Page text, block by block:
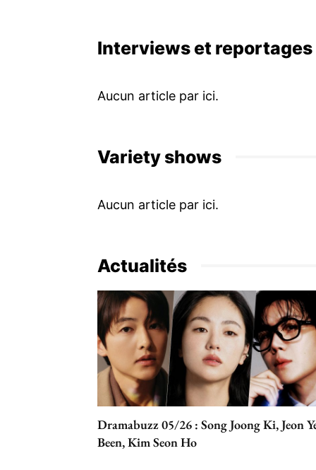
Interviews et reportages
Variety shows
Actualités
Dramabuzz 05/26 : Song Joong Ki, Jeon
Been, Kim Seon Ho